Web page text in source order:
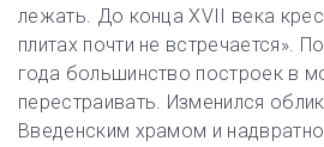
лежать. До конца XVII века
плитах почти не встречается».
года большинство построек в
перестраивать. Изменился
Введенским храмом и